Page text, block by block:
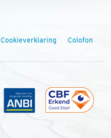
Cookieverklaring Colofon